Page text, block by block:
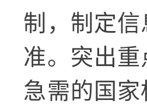
制，制定
准。突出
急需的国